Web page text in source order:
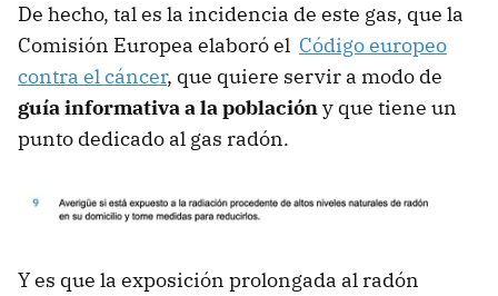
De hecho, tal es la incidencia de este gas, que la
Comisión Europea elaboró el Código europeo
contra el cáncer, que quiere servir a modo de
guía informativa a la poblacióny que tiene un
punto dedicado al gas radón.
Y es que la exposición prolongada al radón